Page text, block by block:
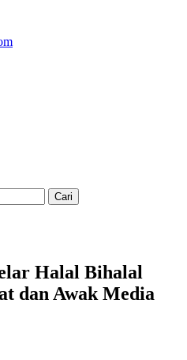
Halal Bihalal
dan Awak Media